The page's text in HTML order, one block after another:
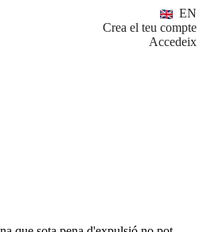
EN
Crea el teu compte
Accedeix